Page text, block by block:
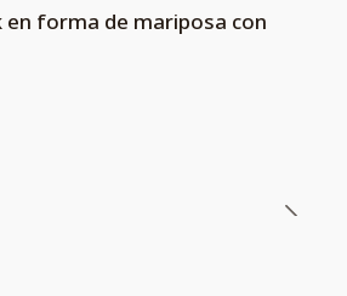
en forma de mariposa con